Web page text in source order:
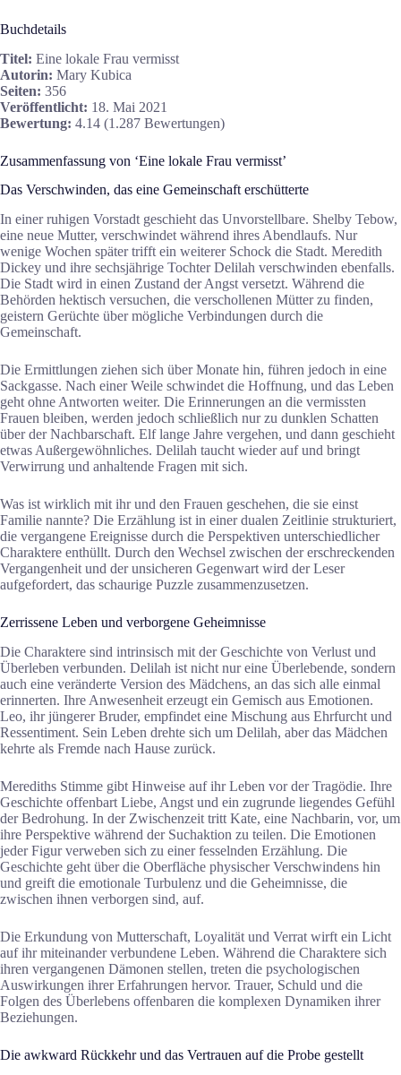
Buchdetails
Titel: Eine lokale Frau vermisst
Autorin: Mary Kubica
Seiten: 356
Veröffentlicht: 18. Mai 2021
Bewertung: 4.14 (1.287 Bewertungen)
Zusammenfassung von ‘Eine lokale Frau vermisst’
Das Verschwinden, das eine Gemeinschaft erschütterte
In einer ruhigen Vorstadt geschieht das Unvorstellbare. Shelby Tebow,
eine neue Mutter, verschwindet während ihres Abendlaufs. Nur
wenige Wochen später trifft ein weiterer Schock die Stadt. Meredith
Dickey und ihre sechsjährige Tochter Delilah verschwinden ebenfalls.
Die Stadt wird in einen Zustand der Angst versetzt. Während die
Behörden hektisch versuchen, die verschollenen Mütter zu finden,
geistern Gerüchte über mögliche Verbindungen durch die
Gemeinschaft.
Die Ermittlungen ziehen sich über Monate hin, führen jedoch in eine
Sackgasse. Nach einer Weile schwindet die Hoffnung, und das Leben
geht ohne Antworten weiter. Die Erinnerungen an die vermissten
Frauen bleiben, werden jedoch schließlich nur zu dunklen Schatten
über der Nachbarschaft. Elf lange Jahre vergehen, und dann geschieht
etwas Außergewöhnliches. Delilah taucht wieder auf und bringt
Verwirrung und anhaltende Fragen mit sich.
Was ist wirklich mit ihr und den Frauen geschehen, die sie einst
Familie nannte? Die Erzählung ist in einer dualen Zeitlinie strukturiert,
die vergangene Ereignisse durch die Perspektiven unterschiedlicher
Charaktere enthüllt. Durch den Wechsel zwischen der erschreckenden
Vergangenheit und der unsicheren Gegenwart wird der Leser
aufgefordert, das schaurige Puzzle zusammenzusetzen.
Zerrissene Leben und verborgene Geheimnisse
Die Charaktere sind intrinsisch mit der Geschichte von Verlust und
Überleben verbunden. Delilah ist nicht nur eine Überlebende, sondern
auch eine veränderte Version des Mädchens, an das sich alle einmal
erinnerten. Ihre Anwesenheit erzeugt ein Gemisch aus Emotionen.
Leo, ihr jüngerer Bruder, empfindet eine Mischung aus Ehrfurcht und
Ressentiment. Sein Leben drehte sich um Delilah, aber das Mädchen
kehrte als Fremde nach Hause zurück.
Merediths Stimme gibt Hinweise auf ihr Leben vor der Tragödie. Ihre
Geschichte offenbart Liebe, Angst und ein zugrunde liegendes Gefühl
der Bedrohung. In der Zwischenzeit tritt Kate, eine Nachbarin, vor, um
ihre Perspektive während der Suchaktion zu teilen. Die Emotionen
jeder Figur verweben sich zu einer fesselnden Erzählung. Die
Geschichte geht über die Oberfläche physischer Verschwindens hin
und greift die emotionale Turbulenz und die Geheimnisse, die
zwischen ihnen verborgen sind, auf.
Die Erkundung von Mutterschaft, Loyalität und Verrat wirft ein Licht
auf ihr miteinander verbundene Leben. Während die Charaktere sich
ihren vergangenen Dämonen stellen, treten die psychologischen
Auswirkungen ihrer Erfahrungen hervor. Trauer, Schuld und die
Folgen des Überlebens offenbaren die komplexen Dynamiken ihrer
Beziehungen.
Die awkward Rückkehr und das Vertrauen auf die Probe gestellt